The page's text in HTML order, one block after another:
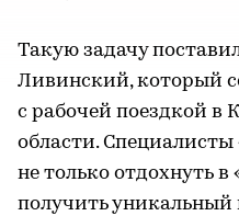
Такую задачу
Ливинский, который
с рабочей поездкой в
области. Специалисты
не только отдохнуть в
получить